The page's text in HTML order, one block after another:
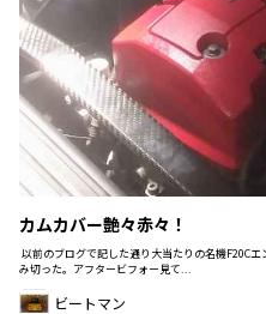
カムカバー艶々赤々！
以前のブログで記した通り大当たりの名機F20C
み切った。アフタービフォー見て...
ビートマン